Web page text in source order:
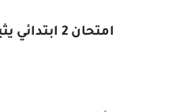
امتحان 2 ابتدائي يثير التساؤلات